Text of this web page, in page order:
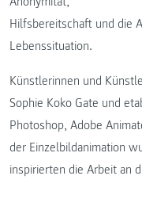
Hilfsbereitschaft und die
Lebenssituation.
Künstlerinnen und
Sophie Koko Gate und
Photoshop, Adobe
der Einzelbildanimation
inspirierten die Arbeit an